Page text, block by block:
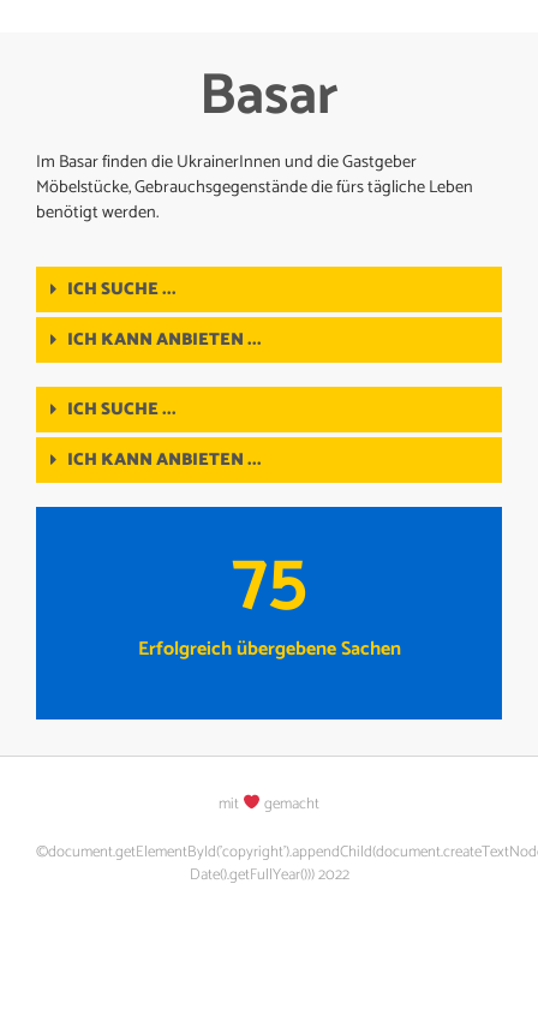
Basar
Im Basar finden die UkrainerInnen und die Gastgeber
Möbelstücke, Gebrauchsgegenstände die fürs tägliche Leben
benötigt werden.
ICH SUCHE ...
ICH KANN ANBIETEN ...
ICH SUCHE ...
ICH KANN ANBIETEN ...
Erfolgreich übergebene Sachen
75
mit
gemacht
Date().getFullYear())) 2022